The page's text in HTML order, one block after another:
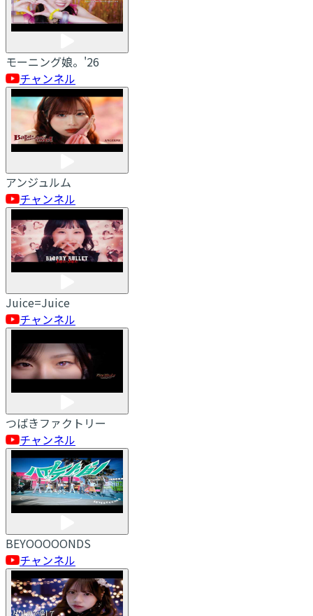
モーニング娘。'26
チャンネル
アンジュルム
チャンネル
Juice=Juice
チャンネル
つばきファクトリー
チャンネル
BEYOOOOONDS
チャンネル